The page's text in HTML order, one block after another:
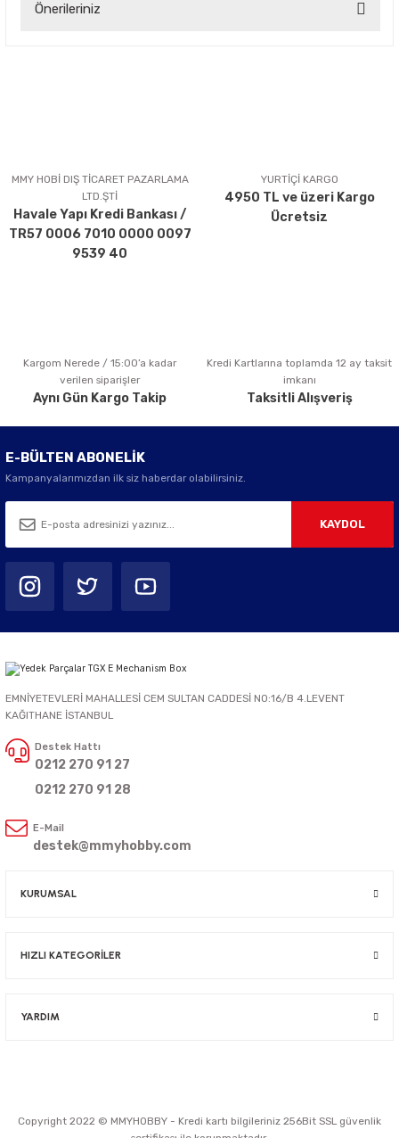
Önerileriniz
Ürün açıklamasında eksik bilgiler bulunuyor.
Ürün bilgilerinde hatalar bulunuyor.
Ürün fiyatı diğer sitelerden daha pahalı.
Bu ürüne benzer farklı alternatifler olmalı.
Gönder
MMY HOBİ DIŞ TİCARET PAZARLAMA
LTD.ŞTİ
Havale Yapı Kredi Bankası /
TR57 0006 7010 0000 0097
9539 40
YURTİÇİ KARGO
4950 TL ve üzeri Kargo
Ücretsiz
Kargom Nerede / 15:00’a kadar
verilen siparişler
Aynı Gün Kargo Takip
Kredi Kartlarına toplamda 12 ay taksit
imkanı
Taksitli Alışveriş
E-BÜLTEN ABONELİK
Kampanyalarımızdan ilk siz haberdar olabilirsiniz.
KAYDOL
EMNİYETEVLERİ MAHALLESİ CEM SULTAN CADDESİ NO:16/B 4.LEVENT
KAĞITHANE İSTANBUL
Destek Hattı
0212 270 91 27
0212 270 91 28
E-Mail
destek@mmyhobby.com
KURUMSAL
HIZLI KATEGORİLER
YARDIM
Copyright 2022 © MMYHOBBY - Kredi kartı bilgileriniz 256Bit SSL güvenlik